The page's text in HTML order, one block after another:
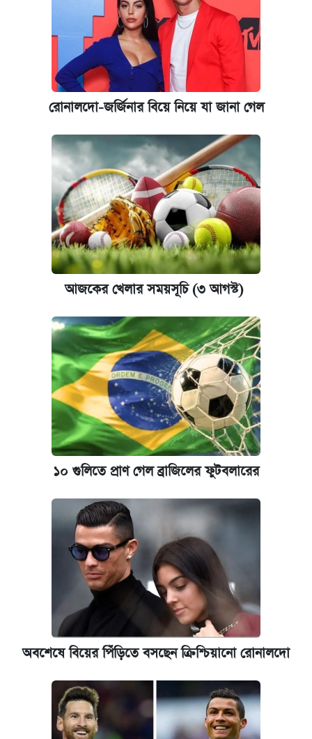
রোনালদো-জর্জিনার বিয়ে নিয়ে যা জানা গেল
আজকের খেলার সময়সূচি (৩ আগস্ট)
১০ গুলিতে প্রাণ গেল ব্রাজিলের ফুটবলারের
অবশেষে বিয়ের পিঁড়িতে বসছেন ক্রিশ্চিয়ানো রোনালদো